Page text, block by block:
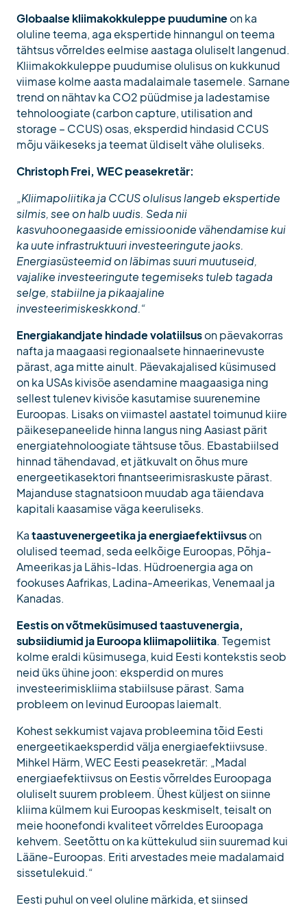
Globaalse kliimakokkuleppe puudumineon ka
oluline teema, aga ekspertide hinnangul on teema
tähtsus võrreldes eelmise aastaga oluliselt langenud.
Kliimakokkuleppe puudumise olulisus on kukkunud
viimase kolme aasta madalaimale tasemele. Sarnane
trend on nähtav ka CO2 püüdmise ja ladestamise
tehnoloogiate (carbon capture, utilisation and
storage – CCUS) osas, eksperdid hindasid CCUS
mõju väikeseks ja teemat üldiselt vähe oluliseks.
Christoph Frei, WEC peasekretär:
„Kliimapoliitika ja CCUS olulisus langeb ekspertide
silmis, see on halb uudis. Seda nii
kasvuhoonegaaside emissioonide vähendamise kui
ka uute infrastruktuuri investeeringute jaoks.
Energiasüsteemid on läbimas suuri muutuseid,
vajalike investeeringute tegemiseks tuleb tagada
selge, stabiilne ja pikaajaline
investeerimiskeskkond.“
Energiakandjate hindade volatiilsuson päevakorras
nafta ja maagaasi regionaalsete hinnaerinevuste
pärast, aga mitte ainult. Päevakajalised küsimused
on ka USAs kivisöe asendamine maagaasiga ning
sellest tulenev kivisöe kasutamise suurenemine
Euroopas. Lisaks on viimastel aastatel toimunud kiire
päikesepaneelide hinna langus ning Aasiast pärit
energiatehnoloogiate tähtsuse tõus. Ebastabiilsed
hinnad tähendavad, et jätkuvalt on õhus mure
energeetikasektori finantseerimisraskuste pärast.
Majanduse stagnatsioon muudab aga täiendava
kapitali kaasamise väga keeruliseks.
Kataastuvenergeetika ja energiaefektiivsuson
olulised teemad, seda eelkõige Euroopas, Põhja-
Ameerikas ja Lähis-Idas. Hüdroenergia aga on
fookuses Aafrikas, Ladina-Ameerikas, Venemaal ja
Kanadas.
Eestis on võtmeküsimused taastuvenergia,
subsiidiumid ja Euroopa kliimapoliitika. Tegemist
kolme eraldi küsimusega, kuid Eesti kontekstis seob
neid üks ühine joon: eksperdid on mures
investeerimiskliima stabiilsuse pärast. Sama
probleem on levinud Euroopas laiemalt.
Kohest sekkumist vajava probleemina tõid Eesti
energeetikaeksperdid välja energiaefektiivsuse.
Mihkel Härm, WEC Eesti peasekretär: „Madal
energiaefektiivsus on Eestis võrreldes Euroopaga
oluliselt suurem probleem. Ühest küljest on siinne
kliima külmem kui Euroopas keskmiselt, teisalt on
meie hoonefondi kvaliteet võrreldes Euroopaga
kehvem. Seetõttu on ka küttekulud siin suuremad kui
Lääne-Euroopas. Eriti arvestades meie madalamaid
sissetulekuid.“
Eesti puhul on veel oluline märkida, et siinsed